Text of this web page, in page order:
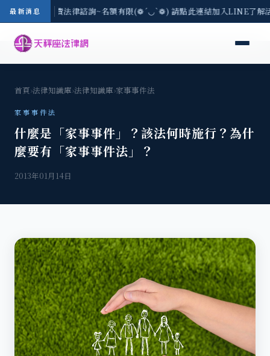
最新消息
3(一) 現場免費法律諮詢~名額有限(❁´◡`❁) 請點此連結加入LINE了
首頁›法律知識庫›法律知識庫›家事事件法
家事事件法
什麼是「家事事件」？該法何時施行？為什
麼要有「家事事件法」？
2013年01月14日